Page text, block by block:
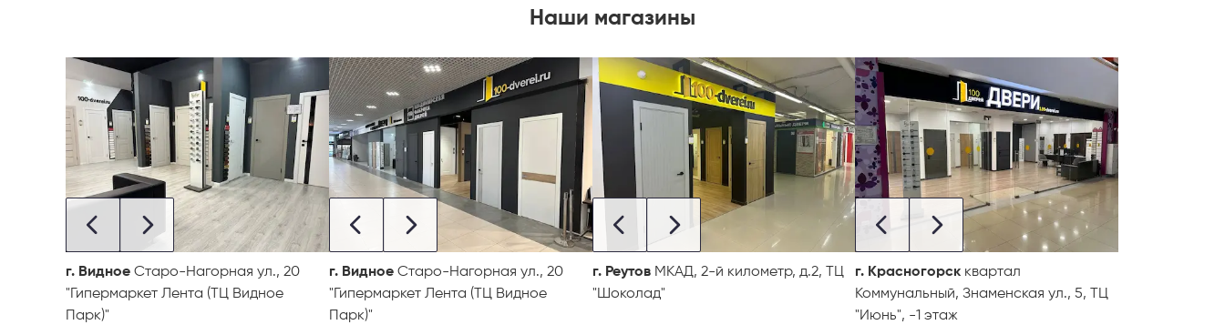
Наши магазины
г. Видное Старо-Нагорная ул., 20
"Гипермаркет Лента (ТЦ Видное
Парк)"
г. ВидноеСтаро-Нагорная ул., 20
"Гипермаркет Лента (ТЦ Видное
Парк)"
г. РеутовМКАД, 2-й километр, д.2, ТЦ
"Шоколад"
г. Красногорск квартал
Коммунальный, Знаменская ул., 5, ТЦ
"Июнь", -1 этаж